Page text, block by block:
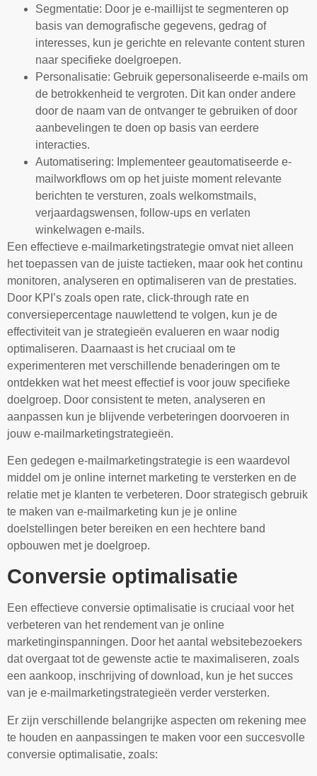
Segmentatie: Door je e-maillijst te segmenteren op
basis van demografische gegevens, gedrag of
interesses, kun je gerichte en relevante content sturen
naar specifieke doelgroepen.
Personalisatie: Gebruik gepersonaliseerde e-mails om
de betrokkenheid te vergroten. Dit kan onder andere
door de naam van de ontvanger te gebruiken of door
aanbevelingen te doen op basis van eerdere
interacties.
Automatisering: Implementeer geautomatiseerde e-
mailworkflows om op het juiste moment relevante
berichten te versturen, zoals welkomstmails,
verjaardagswensen, follow-ups en verlaten
winkelwagen e-mails.
Een effectieve e-mailmarketingstrategie omvat niet alleen
het toepassen van de juiste tactieken, maar ook het continu
monitoren, analyseren en optimaliseren van de prestaties.
Door KPI’s zoals open rate, click-through rate en
conversiepercentage nauwlettend te volgen, kun je de
effectiviteit van je strategieën evalueren en waar nodig
optimaliseren. Daarnaast is het cruciaal om te
experimenteren met verschillende benaderingen om te
ontdekken wat het meest effectief is voor jouw specifieke
doelgroep. Door consistent te meten, analyseren en
aanpassen kun je blijvende verbeteringen doorvoeren in
jouw e-mailmarketingstrategieën.
Een gedegen e-mailmarketingstrategie is een waardevol
middel om je online internet marketing te versterken en de
relatie met je klanten te verbeteren. Door strategisch gebruik
te maken van e-mailmarketing kun je je online
doelstellingen beter bereiken en een hechtere band
opbouwen met je doelgroep.
Conversie optimalisatie
Een effectieve conversie optimalisatie is cruciaal voor het
verbeteren van het rendement van je online
marketinginspanningen. Door het aantal websitebezoekers
dat overgaat tot de gewenste actie te maximaliseren, zoals
een aankoop, inschrijving of download, kun je het succes
van je e-mailmarketingstrategieën verder versterken.
Er zijn verschillende belangrijke aspecten om rekening mee
te houden en aanpassingen te maken voor een succesvolle
conversie optimalisatie, zoals: